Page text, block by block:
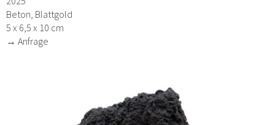
Beton, Blattgold
5 x 6,5 x 10 cm
→ Anfrage